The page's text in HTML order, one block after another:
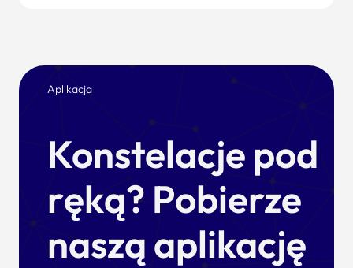
Aplikacja
Konstelacje pod
ręką? Pobierze
naszą aplikację